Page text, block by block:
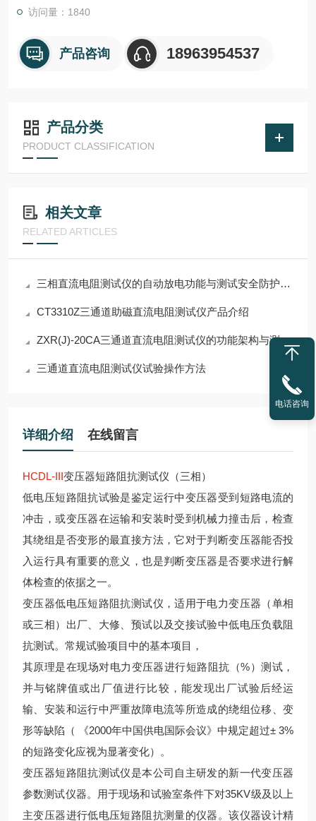
规试验项目中的基本项目
访问量：1840
产品咨询 18963954537
产品分类
PRODUCT CLASSIFICATION
相关文章
RELATED ARTICLES
三相直流电阻测试仪的自动放电功能与测试安全防护要点
CT3310Z三通道助磁直流电阻测试仪产品介绍
ZXR(J)-20CA三通道直流电阻测试仪的功能架构与测试效率对比
三通道直流电阻测试仪试验操作方法
详细介绍 在线留言
HCDL-III变压器短路阻抗测试仪（三相）
低电压短路阻抗试验是鉴定运行中变压器受到短路电流的
冲击，或变压器在运输和安装时受到机械力撞击后，检查
其绕组是否变形的最直接方法，它对于判断变压器能否投
入运行具有重要的意义，也是判断变压器是否要求进行解
体检查的依据之一。
变压器低电压短路阻抗测试仪，适用于电力变压器（单相
或三相）出厂、大修、预试以及交接试验中低电压负载阻
抗测试。常规试验项目中的基本项目，
其原理是在现场对电力变压器进行短路阻抗（%）测试，
并与铭牌值或出厂值进行比较，能发现出厂试验后经运
输、安装和运行中严重故障电流等所造成的绕组位移、变
形等缺陷（ 《2000年中国供电国际会议》中规定超过± 3%
的短路变化应视为显著变化）。
变压器短路阻抗测试仪是本公司自主研发的新一代变压器
参数测试仪器。用于现场和试验室条件下对35KV级及以上
主变压器进行低电压短路阻抗测量的仪器。该仪器设计精
电话咨询